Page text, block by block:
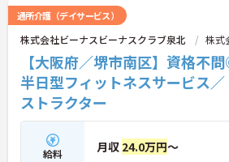
通所介護（デイサービス）
株式会社ビーナスビーナスクラブ泉北 株式
【大阪府／堺市南区】資格不
半日型フィットネスサービス
ストラクター
給料 月収 24.0万円～